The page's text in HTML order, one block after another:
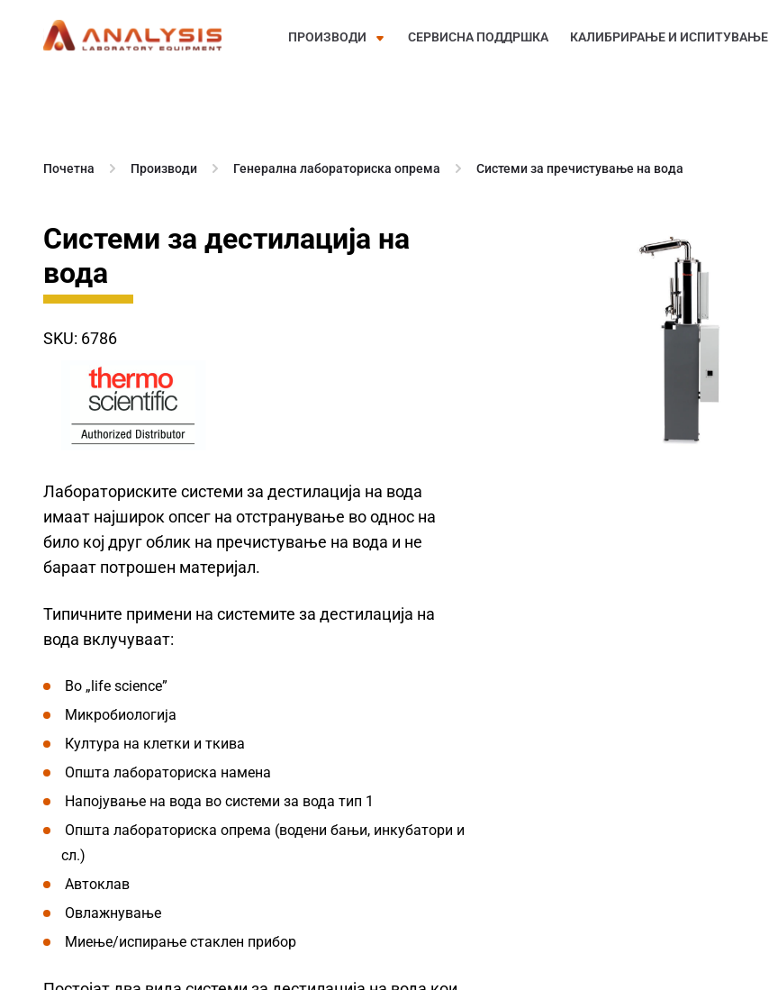
ПРОИЗВОДИ СЕРВИСНА ПОДДРШКА КАЛИБРИРАЊЕ И ИСПИТУВАЊЕ
Почетна Производи Генерална лабораториска опрема Системи за пречистување на вода
Системи за дестилација на
вода
SKU: 6786
Лабораториските системи за дестилација на вода
имаат најширок опсег на отстранување во однос на
било кој друг облик на пречистување на вода и не
бараат потрошен материјал.
Типичните примени на системите за дестилација на
вода вклучуваат:
Во „life science”
Микробиологија
Култура на клетки и ткива
Општа лабораториска намена
Напојување на вода во системи за вода тип 1
Општа лабораториска опрема (водени бањи, инкубатори и
сл.)
Автоклав
Овлажнување
Миење/испирање стаклен прибор